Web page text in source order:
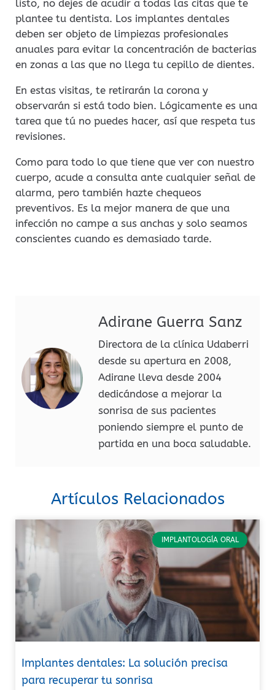
listo, no dejes de acudir a todas las citas que te
plantee tu dentista. Los implantes dentales
deben ser objeto de limpiezas profesionales
anuales para evitar la concentración de bacterias
en zonas a las que no llega tu cepillo de dientes.
En estas visitas, te retirarán la corona y
observarán si está todo bien. Lógicamente es una
tarea que tú no puedes hacer, así que respeta tus
revisiones.
Como para todo lo que tiene que ver con nuestro
cuerpo, acude a consulta ante cualquier señal de
alarma, pero también hazte chequeos
preventivos. Es la mejor manera de que una
infección no campe a sus anchas y solo seamos
conscientes cuando es demasiado tarde.
Adirane Guerra Sanz
Directora de la clínica Udaberri
desde su apertura en 2008,
Adirane lleva desde 2004
dedicándose a mejorar la
sonrisa de sus pacientes
poniendo siempre el punto de
partida en una boca saludable.
Artículos Relacionados
IMPLANTOLOGÍA ORAL
Implantes dentales: La solución precisa
para recuperar tu sonrisa